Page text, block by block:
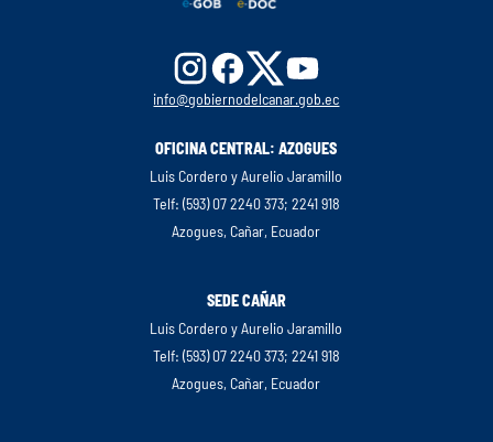
info@gobiernodelcanar.gob.ec
OFICINA CENTRAL: AZOGUES
Luis Cordero y Aurelio Jaramillo
Telf: (593) 07 2240 373; 2241 918
Azogues, Cañar, Ecuador
SEDE CAÑAR
Luis Cordero y Aurelio Jaramillo
Telf: (593) 07 2240 373; 2241 918
Azogues, Cañar, Ecuador